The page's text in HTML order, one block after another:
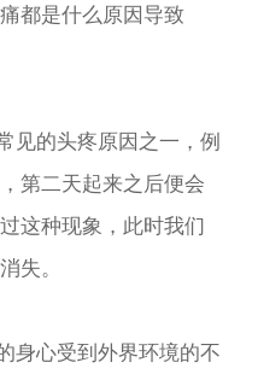
都是什么原因导致
的头疼原因之一，例
第二天起来之后便会
这种现象，此时我们
失。
心受到外界环境的不